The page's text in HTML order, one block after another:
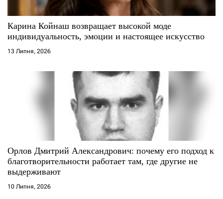
Карина Койнаш возвращает высокой моде
индивидуальность, эмоции и настоящее искусство
13 Липня, 2026
Орлов Дмитрий Александрович: почему его подход к
благотворительности работает там, где другие не
выдерживают
10 Липня, 2026